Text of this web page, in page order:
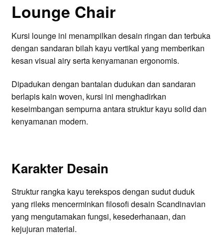
Lounge Chair
Kursi lounge ini menampilkan desain ringan dan terbuka
dengan sandaran bilah kayu vertikal yang memberikan
kesan visual airy serta kenyamanan ergonomis.
Dipadukan dengan bantalan dudukan dan sandaran
berlapis kain woven, kursi ini menghadirkan
keseimbangan sempurna antara struktur kayu solid dan
kenyamanan modern.
Karakter Desain
Struktur rangka kayu terekspos dengan sudut duduk
yang rileks mencerminkan filosofi desain Scandinavian
yang mengutamakan fungsi, kesederhanaan, dan
kejujuran material.